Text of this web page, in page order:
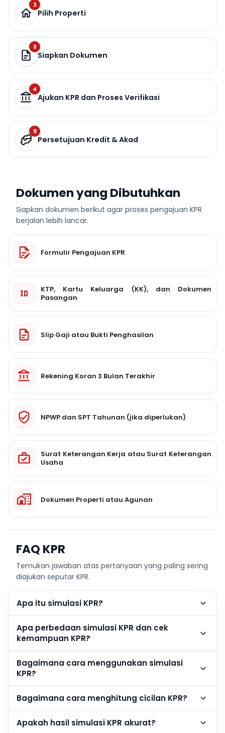
2
Pilih Properti
3
Siapkan Dokumen
4
Ajukan KPR dan Proses Verifikasi
5
Persetujuan Kredit & Akad
Dokumen yang Dibutuhkan
Siapkan dokumen berikut agar proses pengajuan KPR
berjalan lebih lancar.
Formulir Pengajuan KPR
KTP, Kartu Keluarga (KK), dan Dokumen
Pasangan
Slip Gaji atau Bukti Penghasilan
Rekening Koran 3 Bulan Terakhir
NPWP dan SPT Tahunan (jika diperlukan)
Surat Keterangan Kerja atau Surat Keterangan
Usaha
Dokumen Properti atau Agunan
FAQ KPR
Temukan jawaban atas pertanyaan yang paling sering
diajukan seputar KPR.
Apa itu simulasi KPR?
Apa perbedaan simulasi KPR dan cek
kemampuan KPR?
Bagaimana cara menggunakan simulasi
KPR?
Bagaimana cara menghitung cicilan KPR?
Apakah hasil simulasi KPR akurat?